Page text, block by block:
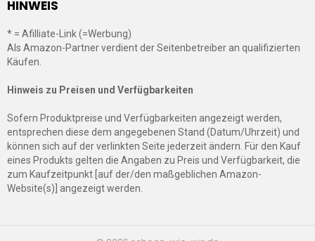
HINWEIS
* = Afilliate-Link (=Werbung)
Als Amazon-Partner verdient der Seitenbetreiber an qualifizierten
Käufen.
Hinweis zu Preisen und Verfügbarkeiten
Sofern Produktpreise und Verfügbarkeiten angezeigt werden,
entsprechen diese dem angegebenen Stand (Datum/Uhrzeit) und
können sich auf der verlinkten Seite jederzeit ändern. Für den Kauf
eines Produkts gelten die Angaben zu Preis und Verfügbarkeit, die
zum Kaufzeitpunkt [auf der/den maßgeblichen Amazon-
Website(s)] angezeigt werden.